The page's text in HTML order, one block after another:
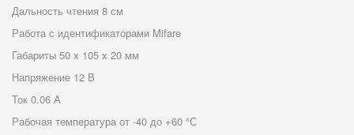
Дальность чтения 8 см
Работа с идентификаторами Mifare
Габариты 50 x 105 x 20 мм
Напряжение 12 В
Ток 0.06 А
Рабочая температура от -40 до +60 °С